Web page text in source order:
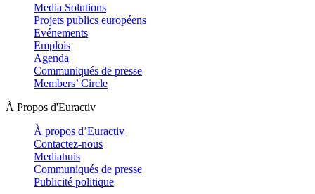
Media Solutions
Projets publics européens
Evénements
Emplois
Agenda
Communiqués de presse
Members’ Circle
À Propos d'Euractiv
À propos d’Euractiv
Contactez-nous
Mediahuis
Communiqués de presse
Publicité politique